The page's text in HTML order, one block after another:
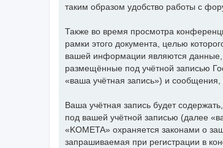
таким образом удобство работы с
Также во время просмотра
рамки этого документа, целью
вашей информации являются
размещённые под учётной записью
«ваша учётная запись») и
Ваша учётная запись будет
под вашей учётной записью (далее
«KOMETA» охраняется законами о
запрашиваемая при регистрации в